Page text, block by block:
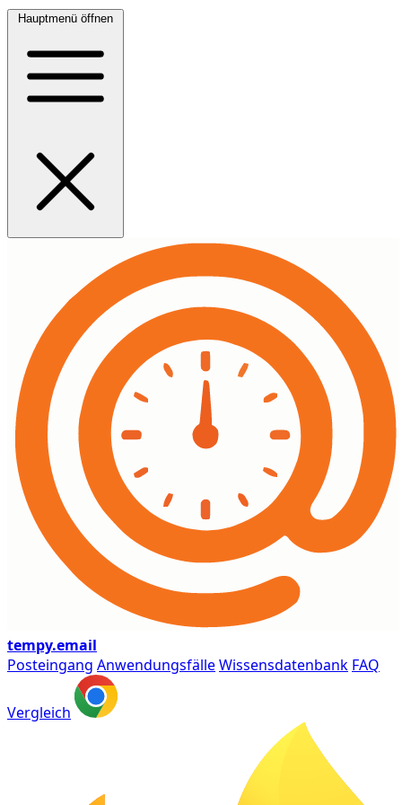
Hauptmenü öffnen
tempy.email
Posteingang AnwendungsfälleWissensdatenbank FAQ
Vergleich